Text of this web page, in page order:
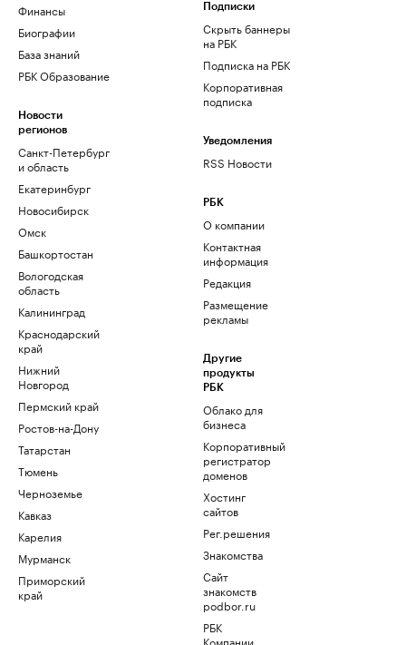
Финансы
Биографии
База знаний
РБК Образование
Новости
регионов
Санкт-Петербург
и область
Екатеринбург
Новосибирск
Омск
Башкортостан
Вологодская
область
Калининград
Краснодарский
край
Нижний
Новгород
Пермский край
Ростов-на-Дону
Татарстан
Тюмень
Черноземье
Кавказ
Карелия
Мурманск
Приморский
край
Подписки
Скрыть баннеры
на РБК
Подписка на РБК
Корпоративная
подписка
Уведомления
RSS Новости
РБК
О компании
Контактная
информация
Редакция
Размещение
рекламы
Другие
продукты
РБК
Облако для
бизнеса
Корпоративный
регистратор
доменов
Хостинг
сайтов
Рег.решения
Знакомства
Сайт
знакомств
podbor.ru
РБК
Компании